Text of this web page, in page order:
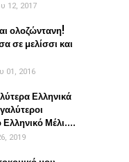
12, 2017
ολοζώντανη!
σε μελίσσι και
01, 2016
Ελληνικά
Ελληνικό Μέλι....
2019